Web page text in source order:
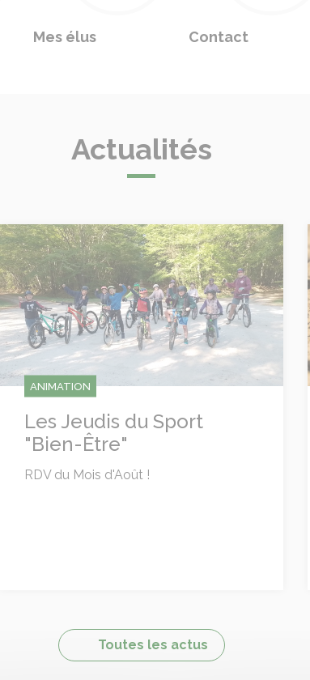
Mes élus Contact
Actualités
Les Jeudis du Sport "Bien-Être"
ANIMATION
Les Jeudis du Sport
"Bien-Être"
RDV du Mois d'Août !
Toutes les actus